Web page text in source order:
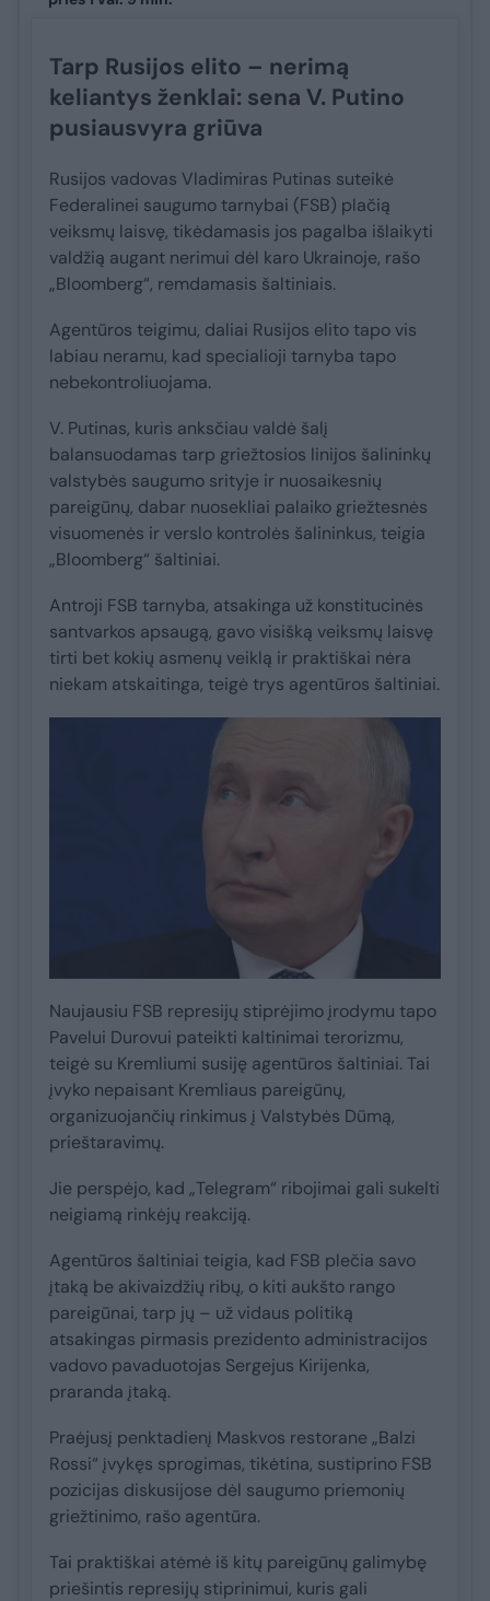
Tarp Rusijos elito – nerimą
keliantys ženklai: sena V. Putino
pusiausvyra griūva
Rusijos vadovas Vladimiras Putinas suteikė
Federalinei saugumo tarnybai (FSB) plačią
veiksmų laisvę, tikėdamasis jos pagalba išlaikyti
valdžią augant nerimui dėl karo Ukrainoje, rašo
„Bloomberg“, remdamasis šaltiniais.
Agentūros teigimu, daliai Rusijos elito tapo vis
labiau neramu, kad specialioji tarnyba tapo
nebekontroliuojama.
V. Putinas, kuris anksčiau valdė šalį
balansuodamas tarp griežtosios linijos šalininkų
valstybės saugumo srityje ir nuosaikesnių
pareigūnų, dabar nuosekliai palaiko griežtesnės
visuomenės ir verslo kontrolės šalininkus, teigia
„Bloomberg“ šaltiniai.
Antroji FSB tarnyba, atsakinga už konstitucinės
santvarkos apsaugą, gavo visišką veiksmų laisvę
tirti bet kokių asmenų veiklą ir praktiškai nėra
niekam atskaitinga, teigė trys agentūros šaltiniai.
Naujausiu FSB represijų stiprėjimo įrodymu tapo
Pavelui Durovui pateikti kaltinimai terorizmu,
teigė su Kremliumi susiję agentūros šaltiniai. Tai
įvyko nepaisant Kremliaus pareigūnų,
organizuojančių rinkimus į Valstybės Dūmą,
prieštaravimų.
Jie perspėjo, kad „Telegram“ ribojimai gali sukelti
neigiamą rinkėjų reakciją.
Agentūros šaltiniai teigia, kad FSB plečia savo
įtaką be akivaizdžių ribų, o kiti aukšto rango
pareigūnai, tarp jų – už vidaus politiką
atsakingas pirmasis prezidento administracijos
vadovo pavaduotojas Sergejus Kirijenka,
praranda įtaką.
Praėjusį penktadienį Maskvos restorane „Balzi
Rossi“ įvykęs sprogimas, tikėtina, sustiprino FSB
pozicijas diskusijose dėl saugumo priemonių
griežtinimo, rašo agentūra.
Tai praktiškai atėmė iš kitų pareigūnų galimybę
priešintis represijų stiprinimui, kuris gali